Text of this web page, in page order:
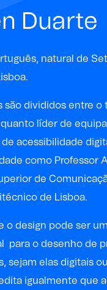
Duarte
natural de
são divididos entre o
líder de
acessibilidade
como Professor
de
de Lisboa.
o design pode ser
para o desenho de
sejam elas digitais
igualmente que